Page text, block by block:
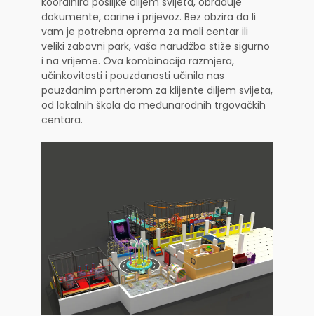
dokumente, carine i prijevoz. Bez obzira da li
vam je potrebna oprema za mali centar ili
veliki zabavni park, vaša narudžba stiže sigurno
i na vrijeme. Ova kombinacija razmjera,
učinkovitosti i pouzdanosti učinila nas
pouzdanim partnerom za klijente diljem svijeta,
od lokalnih škola do međunarodnih trgovačkih
centara.